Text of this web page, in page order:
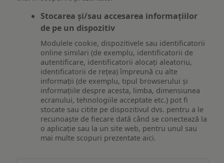
Stocarea și/sau accesarea informațiilor
de pe un dispozitiv
Modulele cookie, dispozitivele sau identificatorii
online similari (de exemplu, identificatorii de
autentificare, identificatorii alocați aleatoriu,
identificatorii de rețea) împreună cu alte
informații (de exemplu, tipul browserului și
informațiile despre acesta, limba, dimensiunea
ecranului, tehnologiile acceptate etc.) pot fi
stocate sau citite pe dispozitivul dvs. pentru a le
recunoaște de fiecare dată când se conectează la
o aplicație sau la un site web, pentru unul sau
mai multe scopuri prezentate aici.